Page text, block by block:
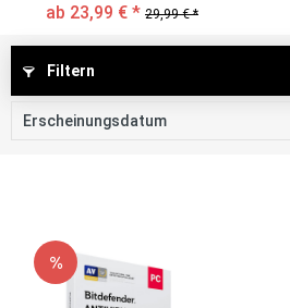
ab 23,99 € * 29,99 € *
Filtern